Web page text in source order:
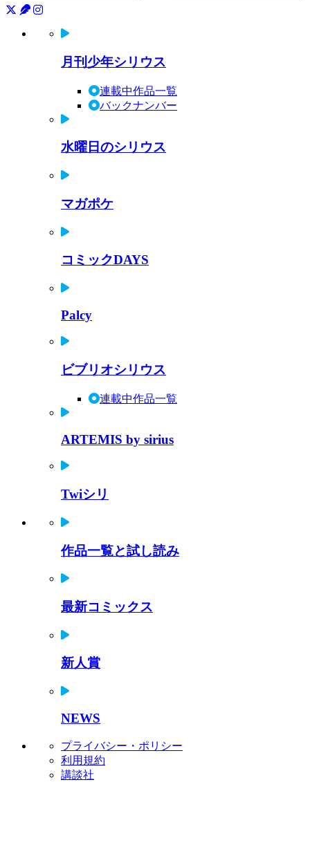
月刊少年シリウス
連載中作品一覧
バックナンバー
水曜日のシリウス
マガポケ
コミックDAYS
Palcy
ビブリオシリウス
連載中作品一覧
ARTEMIS by sirius
Twiシリ
作品一覧と試し読み
最新コミックス
新人賞
NEWS
プライバシー・ポリシー
利用規約
講談社